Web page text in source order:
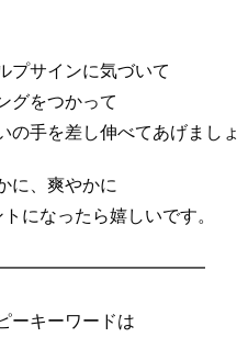
プサインに気づいて
グをつかって
の手を差し伸べてあげましょ
に、爽やかに
になったら嬉しいです。
ーキーワードは